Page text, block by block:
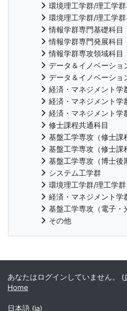
環境理工学群/理工学
環境理工学群/理工学
情報学群専門基礎科目
情報学群専門発展科目
情報学群専攻領域科目
データ＆イノベーショ
データ＆イノベーショ
経済・マネジメント学
経済・マネジメント学
経済・マネジメント学
修士課程共通科目
基盤工学専攻（修士課
基盤工学専攻（修士課
基盤工学専攻（博士後
システム工学群
環境理工学群/理工学群
経済・マネジメント学
基盤工学専攻（電子・
その他
補助ブロック
あなたはログインしていません。 (
Home
日本語 ‎(ja)‎